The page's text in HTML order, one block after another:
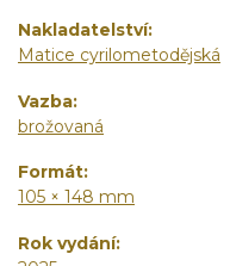
Nakladatelství
Matice cyrilometodějská
Vazba
brožovaná
Formát
105 × 148 mm
Rok vydání